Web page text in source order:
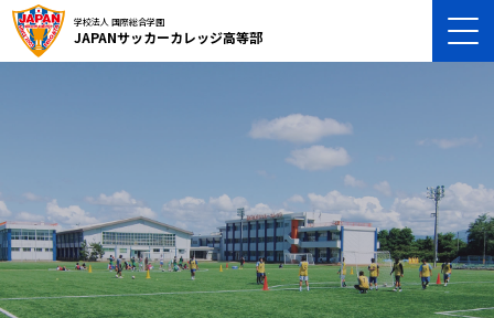
学校法人 国際総合学園
JAPANサッカーカレッジ高等部